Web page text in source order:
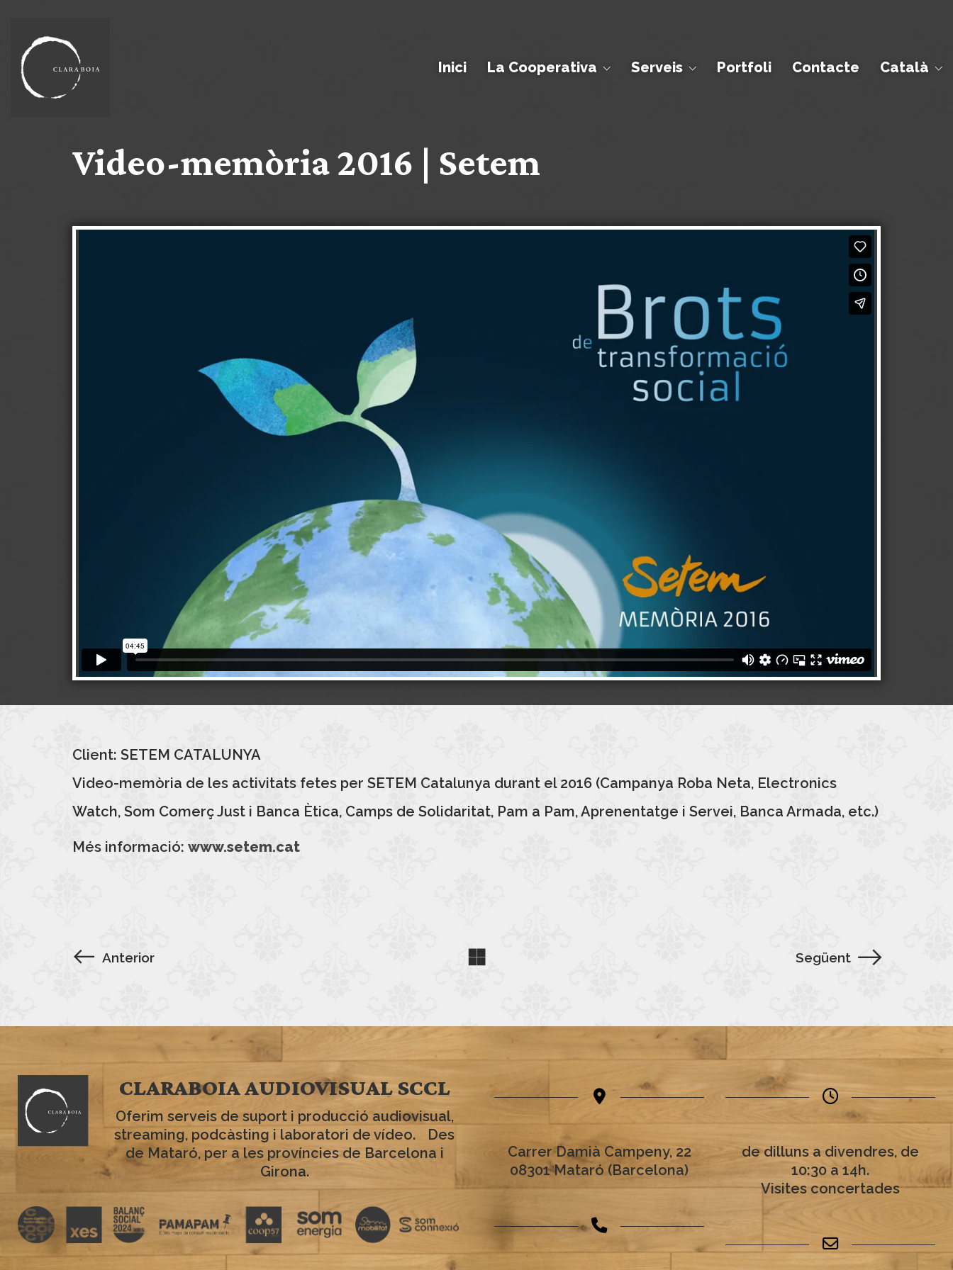
Inici La Cooperativa Serveis Portfoli Contacte Català
Video-memòria 2016 | Setem
Client: SETEM CATALUNYA
Video-memòria de les activitats fetes per SETEM Catalunya durant el 2016 (Campanya Roba Neta, Electronics
Watch, Som Comerç Just i Banca Ètica, Camps de Solidaritat, Pam a Pam, Aprenentatge i Servei, Banca Armada, etc.)
Més informació: www.setem.cat
Anterior Següent
CLARABOIA AUDIOVISUAL SCCL
Oferim serveis de suport i producció audiovisual,
streaming, podcàsting i laboratori de vídeo. Des
de Mataró, per a les províncies de Barcelona i
Girona.
Carrer Damià Campeny, 22
08301 Mataró (Barcelona)
de dilluns a divendres, de
10:30 a 14h.
Visites concertades